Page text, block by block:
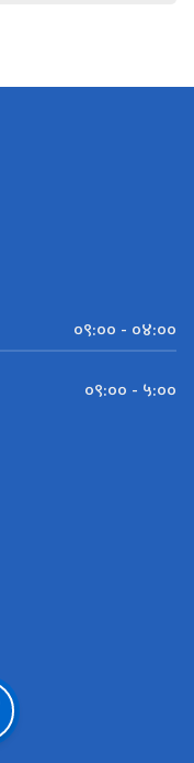
०९:०० - ०४:००
०९:०० - ५:००